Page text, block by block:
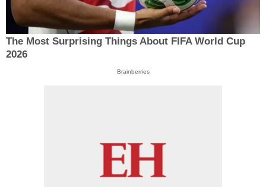
The Most Surprising Things About FIFA World Cup
2026
Brainberries